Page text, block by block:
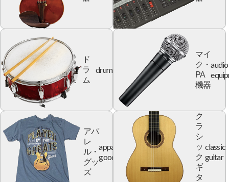
ド
ラ
ム
drum
マイ
ク・
PA
機器
audio
アパ
レ
ル・
グッ
ズ
apparel
goods
ク
ラ
シ
ッ
ク
ギ
タ
classic
guitar